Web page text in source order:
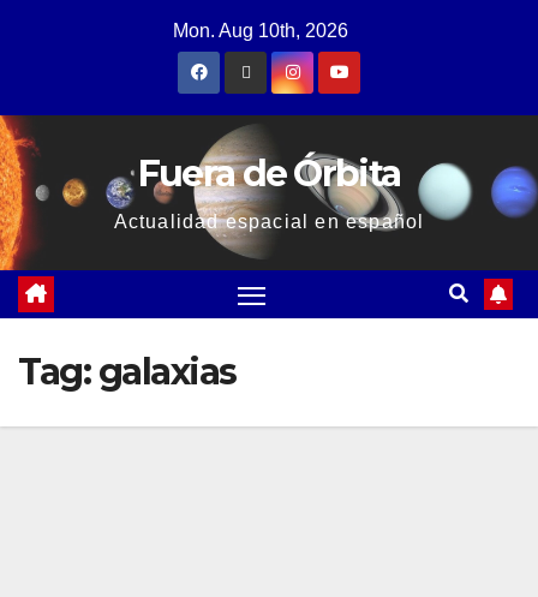
Mon. Aug 10th, 2026
Fuera de Órbita
Actualidad espacial en español
Tag:galaxias